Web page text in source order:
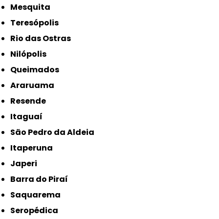
Mesquita
Teresópolis
Rio das Ostras
Nilópolis
Queimados
Araruama
Resende
Itaguaí
São Pedro da Aldeia
Itaperuna
Japeri
Barra do Piraí
Saquarema
Seropédica